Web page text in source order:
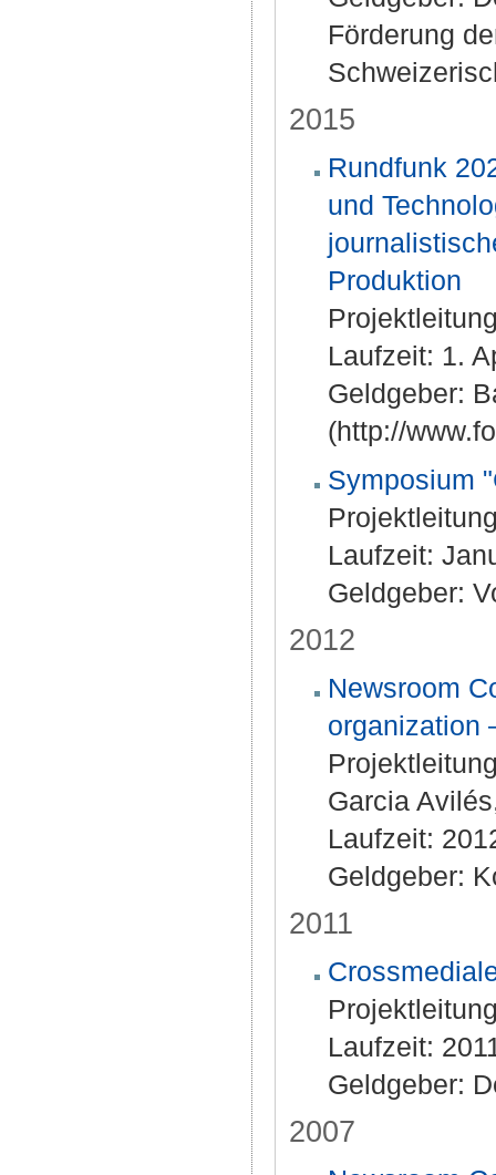
Förderung
2015
Rundfunk
und
Produktion
Laufzeit: 1.
Geldgeber:
(http://
Symposium
Laufzeit:
Geldgeber:
2012
Newsroom
organization
Garcia
Laufzeit:
Geldgeber:
2011
Laufzeit:
Geldgeber:
2007